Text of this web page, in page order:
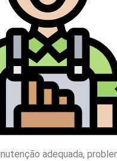
adequada,